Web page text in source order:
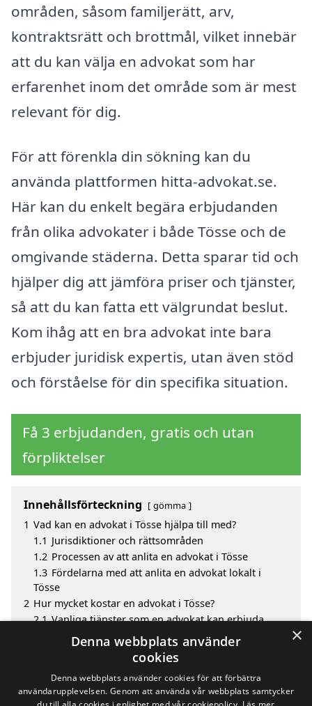
områden, såsom familjerätt, arv,
kontraktsrätt och brottmål, vilket innebär
att du kan välja en advokat som har
erfarenhet inom det område som är mest
relevant för dig.
För att förenkla din sökning kan du
använda plattformen hitta-advokat.se.
Här kan du enkelt begära erbjudanden
från olika advokater i både Tösse och de
omgivande städerna. Detta sparar tid och
hjälper dig att jämföra priser och tjänster,
så att du kan fatta ett välgrundat beslut.
Kom ihåg att en bra advokat inte bara
erbjuder juridisk expertis, utan även stöd
och förståelse för din specifika situation.
Få 3 erbjudanden, gratis och utan
förpliktelser
Innehållsförteckning gömma
1 Vad kan en advokat i Tösse hjälpa till med?
1.1 Jurisdiktioner och rättsområden
1.2 Processen av att anlita en advokat i Tösse
1.3 Fördelarna med att anlita en advokat lokalt i
Tösse
2 Hur mycket kostar en advokat i Tösse?
2.1 Vanliga tjänster som en advokat kan erbjuda
Fördelar med att välja advokat i Tösse
Sök efter en skicklig advokat i de omgivande
×
Denna webbplats använder
cookies
Denna webbplats använder cookies för att förbättra
användarupplevelsen. Genom att använda vår webbplats samtycker